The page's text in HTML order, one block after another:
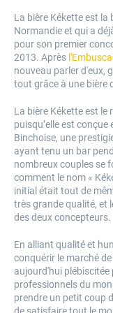
La bière Kékette est la
Normandie et qui a
pour son premier
2013. Après
nouveau parler d'eux,
tout grâce à une bière
La bière Kékette est
puisqu’elle est
Binchoise, une
ayant tenu un bar
nombreux couples se
comment le nom «
initial était tout de
très grande qualité, et
des deux concepteurs.
En alliant qualité et
conquérir le marché
aujourd'hui
professionnels du
prendre un petit coup
de satisfaire tout le